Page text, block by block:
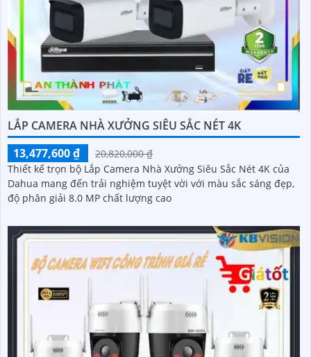
LẮP CAMERA NHÀ XƯỞNG SIÊU SẮC NÉT 4K
13,477,600 ₫
20,820,000 ₫
Thiết kế trọn bộ Lắp Camera Nhà Xưởng Siêu Sắc Nét 4K của
Dahua mang đến trải nghiệm tuyệt vời với màu sắc sáng đẹp,
độ phân giải 8.0 MP chất lượng cao